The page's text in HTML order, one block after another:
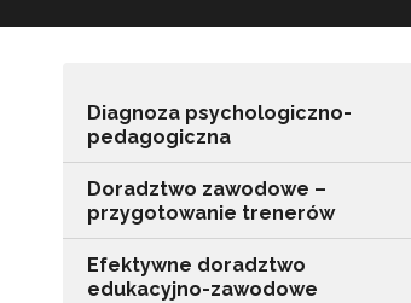
Diagnoza psychologiczno-
pedagogiczna
Doradztwo zawodowe –
przygotowanie trenerów
Efektywne doradztwo
edukacyjno-zawodowe